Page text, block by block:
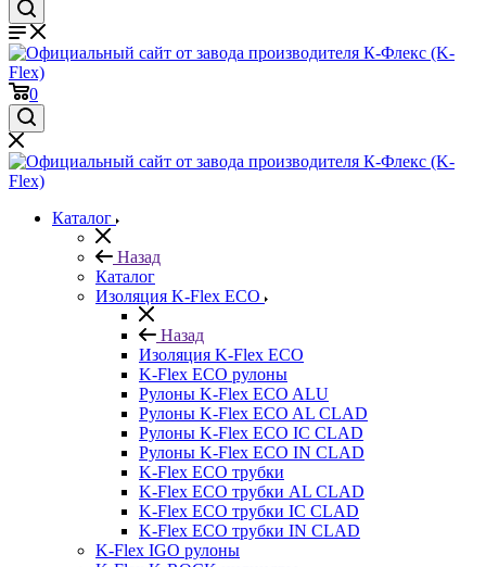
0
Каталог
Назад
Каталог
Изоляция K-Flex ECO
Назад
Изоляция K-Flex ECO
K-Flex ECO рулоны
Рулоны K-Flex ECO ALU
Рулоны K-Flex ECO AL CLAD
Рулоны K-Flex ECO IC CLAD
Рулоны K-Flex ECO IN CLAD
K-Flex ECO трубки
K-Flex ECO трубки AL CLAD
K-Flex ECO трубки IC CLAD
K-Flex ECO трубки IN CLAD
K-Flex IGO рулоны